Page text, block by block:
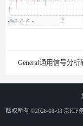
通用信号分析软件
版权所有 ©2026-08-08 京ICP